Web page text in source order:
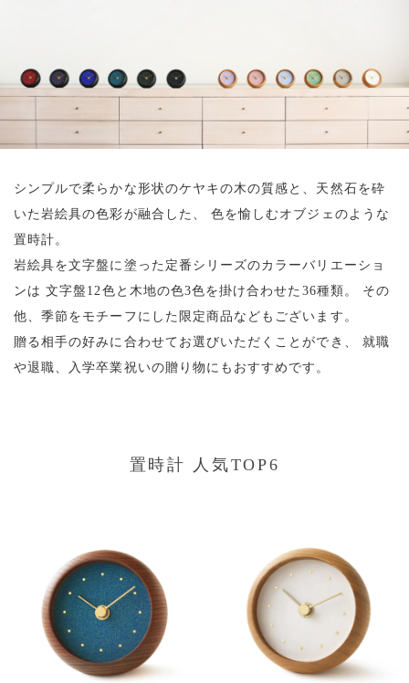
シンプルで柔らかな形状のケヤキの木の質感と、天然石を砕
いた岩絵具の色彩が融合した、
色を愉しむオブジェのような
置時計。
岩絵具を文字盤に塗った定番シリーズのカラーバリエーショ
ンは 文字盤12色と木地の色3色を掛け合わせた36種類。
その
他、季節をモチーフにした限定商品などもございます。
贈る相手の好みに合わせてお選びいただくことができ、 就職
や退職、入学卒業祝いの贈り物にもおすすめです。
置時計 人気TOP6